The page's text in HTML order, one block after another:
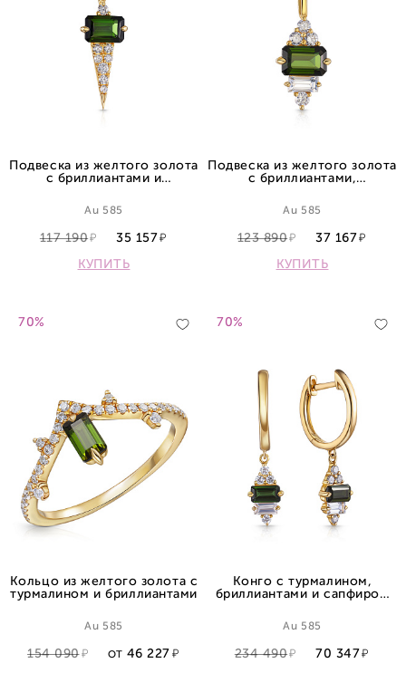
Подвеска из желтого золота
с бриллиантами и
Au 585
117 190
35 157
КУПИТЬ
Подвеска из желтого золота
с бриллиантами,
Au 585
123 890
37 167
КУПИТЬ
70%
Кольцо из желтого золота с
турмалином и бриллиантами
Au 585
154 090 ОТ 46 227
70%
Конго с турмалином,
бриллиантами и сапфиром
Au 585
234 490
70 347